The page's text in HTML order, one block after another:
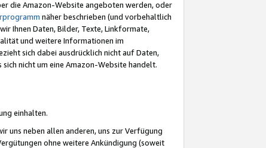
die Amazon-Website angeboten werden, oder
näher beschrieben (und vorbehaltlich
Ihnen Daten, Bilder, Texte, Linkformate,
und weitere Informationen im
sich dabei ausdrücklich nicht auf Daten,
nicht um eine Amazon-Website handelt.
einhalten.
uns neben allen anderen, uns zur Verfügung
ohne weitere Ankündigung (soweit